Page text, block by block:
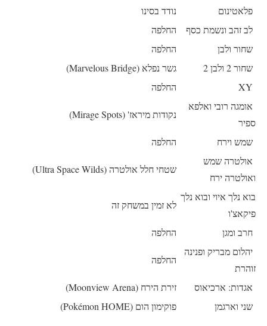
פלאטינום
נודד בסינו
לב זהב ונשמת כסף
החלפה
שחור ולבן
החלפה
שחור 2 ולבן 2
גשר נפלא (Marvelous Bridge)
החלפה
אומגה רובי ואלפא
ספיר
נקודות מיראז' (Mirage Spots)
שמש וירח
החלפה
אולטרה שמש
ואולטרה ירח
שטחי חלל אולטרה (Ultra Space Wilds)
בוא נלך איוי ובוא נלך
פיקאצ'ו
לא זמין במשחק זה
חרב ומגן
החלפה
יהלום מבריק ופנינה
זוהרת
החלפה
אגדות: ארכיאוס
זירת הירח (Moonview Arena)
שני וארגמן
פוקימון הום (Pokémon HOME)